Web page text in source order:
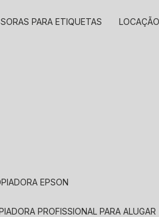
PARA ETIQUETAS
EPSON
PROFISSIONAL PARA ALUGAR